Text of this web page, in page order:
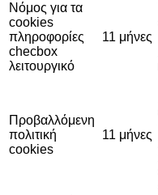
Νόμος για τα
cookies
πληροφορίες
checbox
λειτουργικό
11 μήνες
Προβαλλόμενη
πολιτική
cookies
11 μήνες